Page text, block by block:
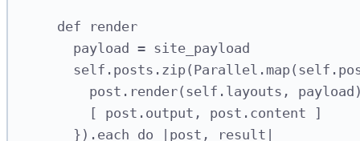
def
render
payload = site_payload
self . posts . zip( Parallel . map( self .
post . render( self . layouts , payload )
[
post . output , post . content
]
}). each do post , result